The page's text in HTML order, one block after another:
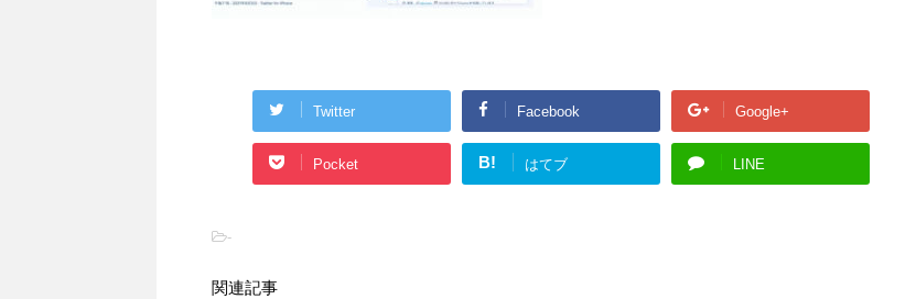
Twitter Facebook Google+
Pocket B! はてブ LINE
-
関連記事